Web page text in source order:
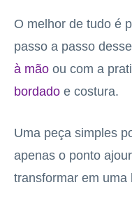
O melhor de tudo é
passo a passo
à mão ou com a
bordado e costura.
Uma peça simples
apenas o ponto
transformar em uma